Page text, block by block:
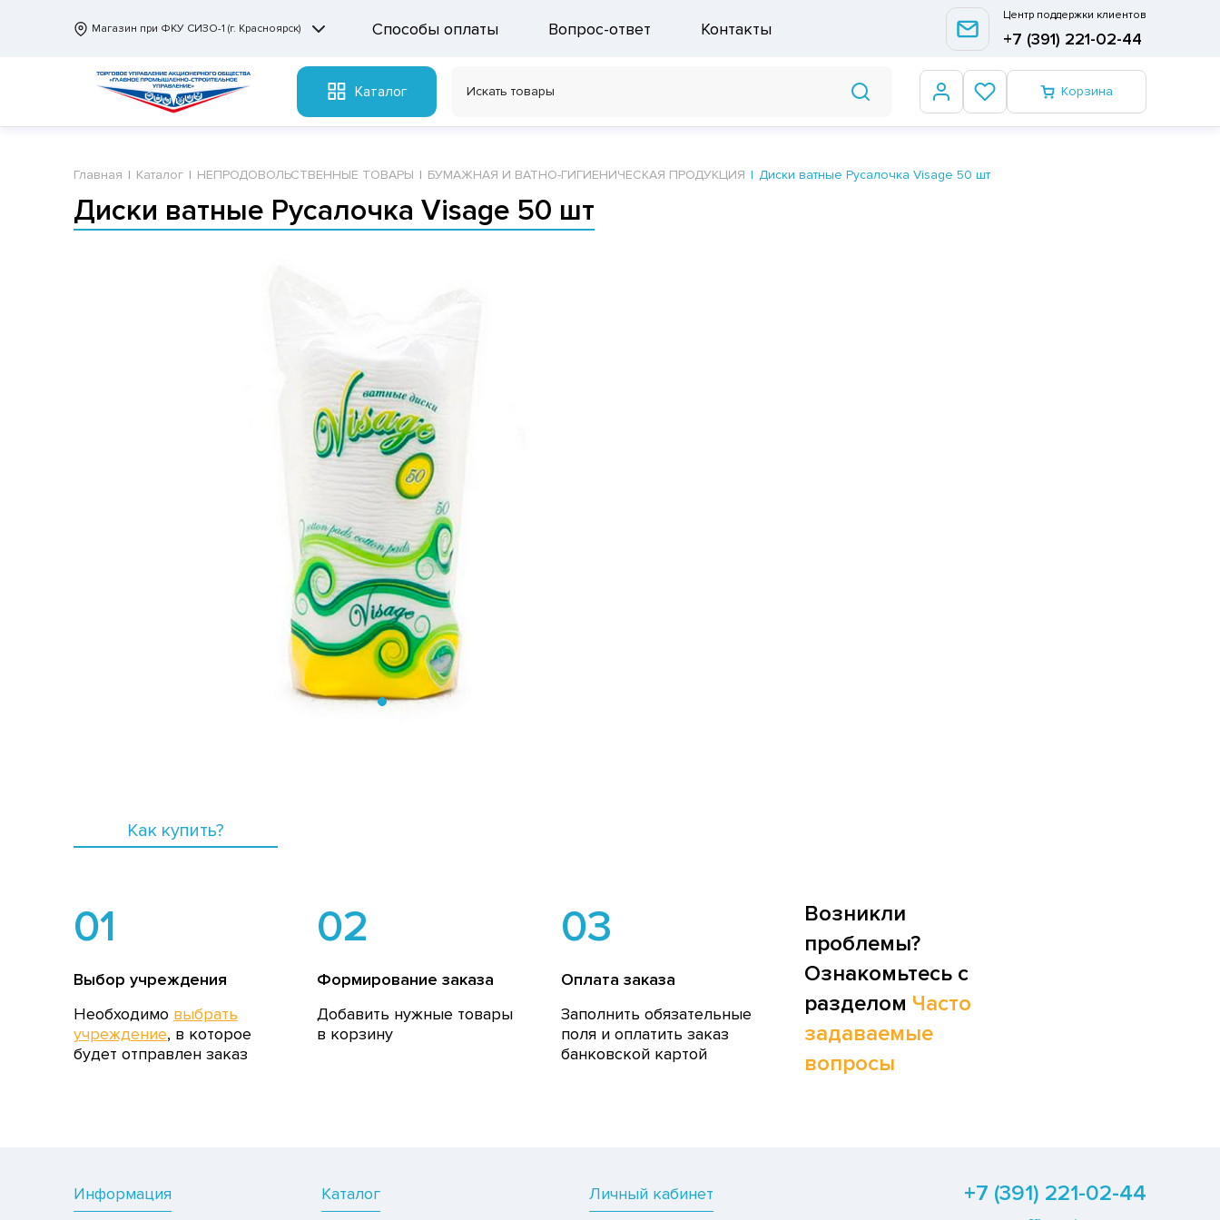
Магазин при ФКУ СИЗО-1 (г. Красноярск) Способы оплаты Вопрос-ответ Контакты
Центр поддержки клиентов
+7 (391) 221-02-44
Каталог Корзина
Главная Каталог НЕПРОДОВОЛЬСТВЕННЫЕ ТОВАРЫ БУМАЖНАЯ И ВАТНО-ГИГИЕНИЧЕСКАЯ ПРОДУКЦИЯ Диски ватные Русалочка Visage 50 шт
Диски ватные Русалочка Visage 50 шт
Как купить?
01
Выбор учреждения
Необходимо выбрать
учреждение, в которое
будет отправлен заказ
02
Формирование заказа
Добавить нужные товары
в корзину
03
Оплата заказа
Заполнить обязательные
поля и оплатить заказ
банковской картой
Возникли
проблемы?
Ознакомьтесь с
разделом Часто
задаваемые
вопросы
Информация Каталог Личный кабинет +7 (391) 221-02-44